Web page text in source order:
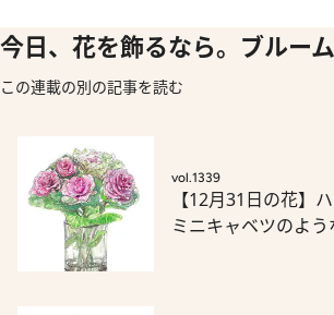
今日、花を飾るなら。ブルー
この連載の別の記事を読む
vol.1339
【12月31日の花】
ミニキャベツのよ